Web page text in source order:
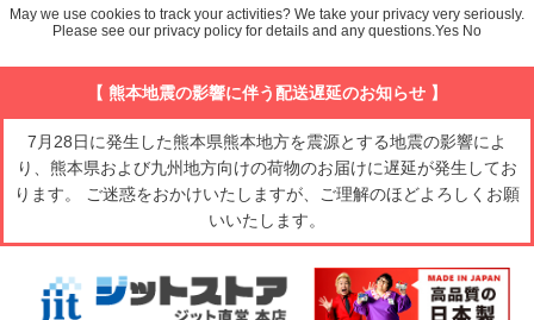
【 熊本地震の影響に伴う配送遅延のお知らせ 】
7月28日に発生した熊本県熊本地方を震源とする地震の影響によ
り、熊本県および九州地方向けの荷物のお届けに遅延が発生してお
ります。 ご迷惑をおかけいたしますが、ご理解のほどよろしくお願
いいたします。
May we use cookies to track your activities? We take your privacy very seriously.
Please see our privacy policy for details and any questions.Yes No